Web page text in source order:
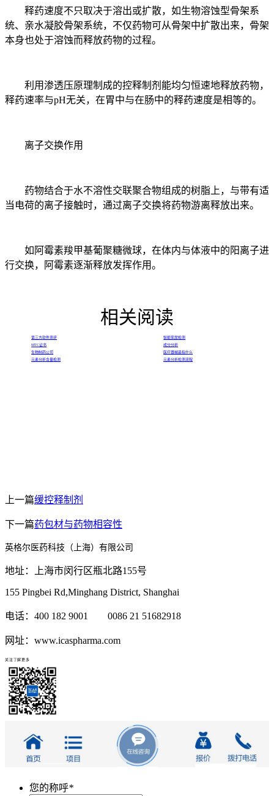
释药速度不只取决于溶出或扩散，如生物溶蚀型骨架系
统、亲水凝胶骨架系统，不仅药物可从骨架中扩散出来，骨架
本身也处于溶蚀而释放药物的过程。
利用渗透压原理制成的控释制剂能均匀恒速地释放药物，
释药速率与pH无关，在胃中与在肠中的释药速度是相等的。
离子交换作用
药物结合于水不溶性交联聚合物组成的树脂上，与带有适
当电荷的离子接触时，通过离子交换将药物游离释放出来。
如阿霉素羧甲基葡聚糖微球，在体内与体液中的阳离子进
行交换，阿霉素逐渐释放发挥作用。
相关阅读
第三方软件测评
智能家居检测
MTC证书
成分分析
生物制药公司
医疗器械是指什么
元素分析含量检测
元素分析检测流程
上一篇缓控释制剂
下一篇药包材与药物相容性
英格尔医药科技（上海）有限公司
地址：上海市闵行区瓶北路155号
155 Pingbei Rd,Minghang District, Shanghai
电话：400 182 9001 0086 21 51682918
网址：www.icaspharma.com
关注了解更多
您的称呼*